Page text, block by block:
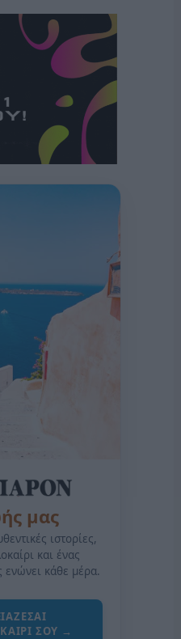
μας
ιστορίες,
και ένας
ενώνει κάθε μέρα.
ΣΟΥ →